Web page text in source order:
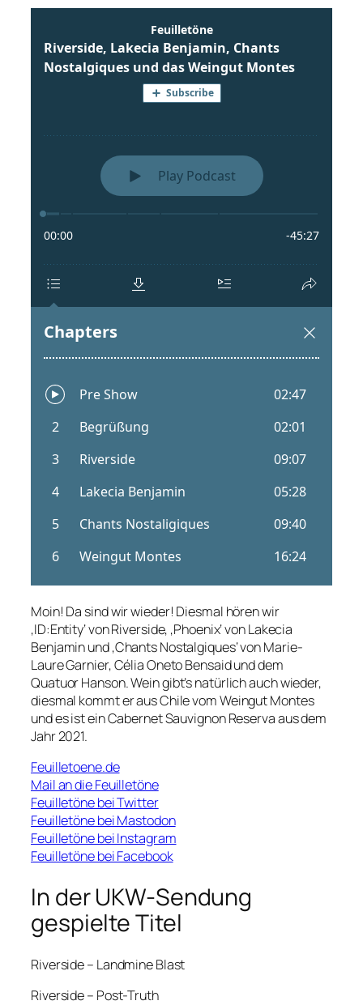
Moin! Da sind wir wieder! Diesmal hören wir
‚ID:Entity‘ von Riverside, ‚Phoenix‘ von Lakecia
Benjamin und ‚Chants Nostalgiques‘ von Marie-
Laure Garnier, Célia Oneto Bensaid und dem
Quatuor Hanson. Wein gibt’s natürlich auch wieder,
diesmal kommt er aus Chile vom Weingut Montes
und es ist ein Cabernet Sauvignon Reserva aus dem
Jahr 2021.
Feuilletoene.de
Mail an die Feuilletöne
Feuilletöne bei Twitter
Feuilletöne bei Mastodon
Feuilletöne bei Instagram
Feuilletöne bei Facebook
In der UKW-Sendung
gespielte Titel
Riverside – Landmine Blast
Riverside – Post-Truth